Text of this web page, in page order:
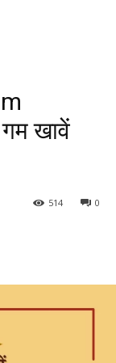
खावें
0
514